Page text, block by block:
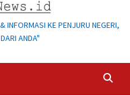
INFORMASI KE PENJURU NEGERI,
ANDA"